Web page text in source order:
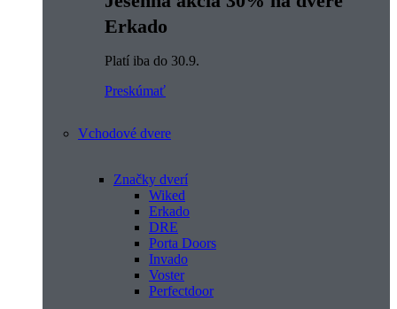
Erkado
Platí iba do 30.9.
Preskúmať
Vchodové dvere
Značky dverí
Wiked
Erkado
DRE
Porta Doors
Invado
Voster
Perfectdoor